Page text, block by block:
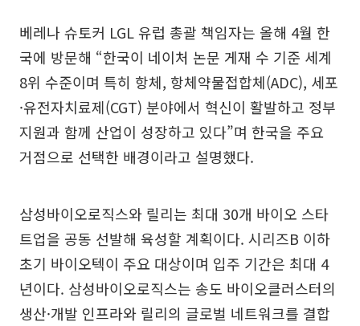
베레나 슈토커 LGL 유럽 총괄 책임자는 올해 4월 한
국에 방문해 “한국이 네이처 논문 게재 수 기준 세계
8위 수준이며 특히 항체, 항체약물접합체(ADC), 세포
·유전자치료제(CGT) 분야에서 혁신이 활발하고 정부
지원과 함께 산업이 성장하고 있다”며 한국을 주요
거점으로 선택한 배경이라고 설명했다.
삼성바이오로직스와 릴리는 최대 30개 바이오 스타
트업을 공동 선발해 육성할 계획이다. 시리즈B 이하
초기 바이오텍이 주요 대상이며 입주 기간은 최대 4
년이다. 삼성바이오로직스는 송도 바이오클러스터의
생산·개발 인프라와 릴리의 글로벌 네트워크를 결합